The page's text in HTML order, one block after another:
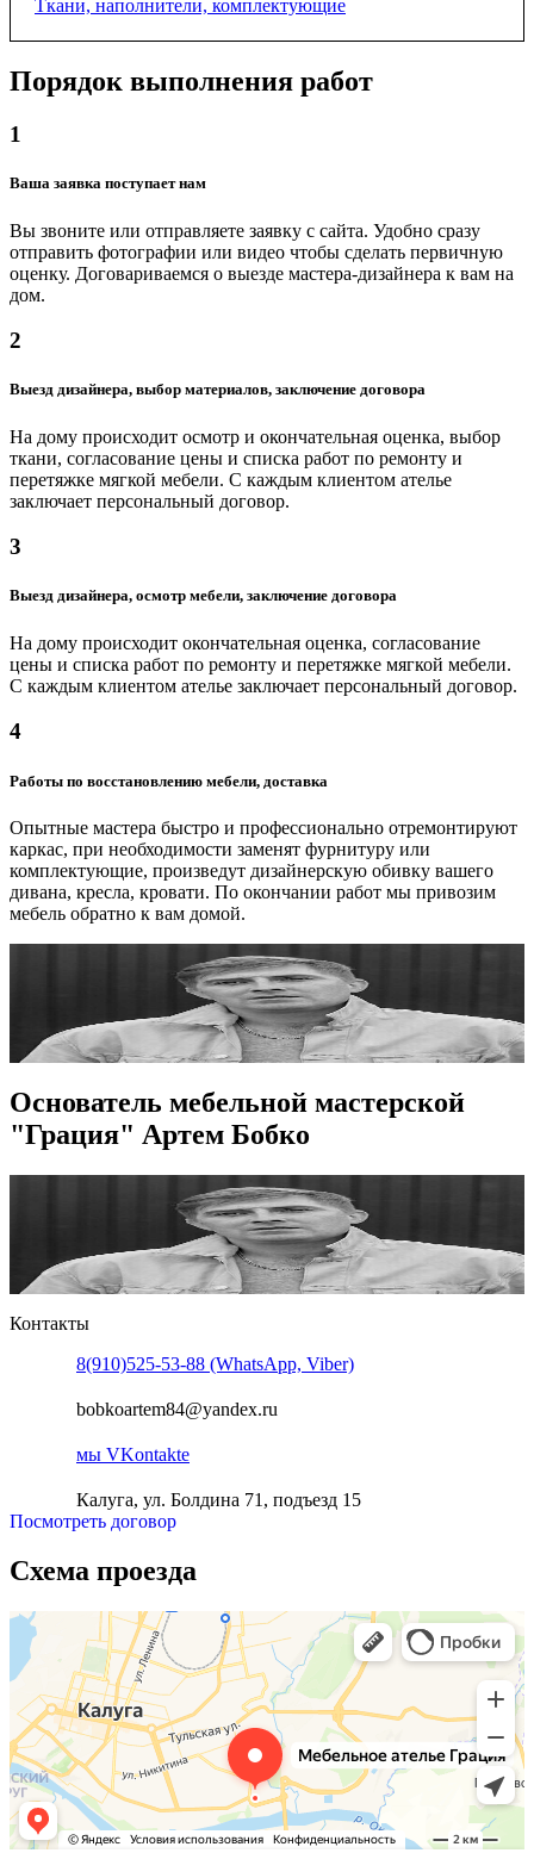
Ткани, наполнители, комплектующие
Мебельные ткани
от 400 ₽
Ватин, 2 м
от 500 ₽
Синтепон, 1.4 м
от 400 ₽
Поролон, 2х1 м
от 1000 ₽
Диванный механизм "книжка-кровать"
от 900 ₽
от 1000 ₽
Порядок выполнения работ
1
Ваша заявка поступает нам
Вы звоните или отправляете заявку с сайта. Удобно сразу
отправить фотографии или видео чтобы сделать первичную
оценку. Договариваемся о выезде мастера-дизайнера к вам на
дом.
2
Выезд дизайнера, выбор материалов, заключение договора
На дому происходит осмотр и окончательная оценка, выбор
ткани, согласование цены и списка работ по ремонту и
перетяжке мягкой мебели. С каждым клиентом ателье
заключает персональный договор.
3
Выезд дизайнера, осмотр мебели, заключение договора
На дому происходит окончательная оценка, согласование
цены и списка работ по ремонту и перетяжке мягкой мебели.
С каждым клиентом ателье заключает персональный договор.
4
Работы по восстановлению мебели, доставка
Опытные мастера быстро и профессионально отремонтируют
каркас, при необходимости заменят фурнитуру или
комплектующие, произведут дизайнерскую обивку вашего
дивана, кресла, кровати. По окончании работ мы привозим
мебель обратно к вам домой.
Основатель мебельной мастерской
"Грация" Артем Бобко
Контакты
8(910)525-53-88 (WhatsApp, Viber)
bobkoartem84@yandex.ru
мы VKontakte
Калуга, ул. Болдина 71, подъезд 15
Посмотреть договор
Схема проезда